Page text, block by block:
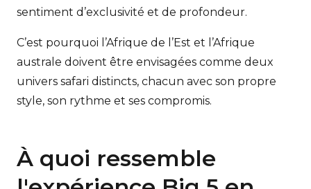
sentiment d’exclusivité et de profondeur.
C’est pourquoi l’Afrique de l’Est et l’Afrique
australe doivent être envisagées comme deux
univers safari distincts, chacun avec son propre
style, son rythme et ses compromis.
À quoi ressemble